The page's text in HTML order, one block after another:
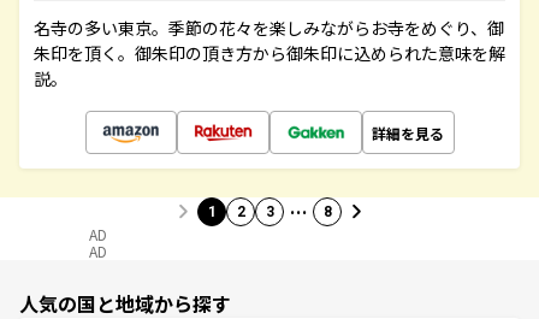
名寺の多い東京。季節の花々を楽しみながらお寺をめぐり、御
朱印を頂く。御朱印の頂き方から御朱印に込められた意味を解
説。
詳細を見る
1 2 3 … 8
AD
AD
人気の国と地域から探す